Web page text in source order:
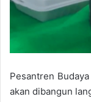
Pesantren
akan dibangun